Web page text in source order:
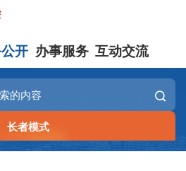
开 办事服务 互动交流
长者模式